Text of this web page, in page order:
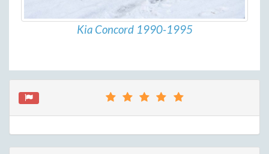
Kia Concord 1990-1995